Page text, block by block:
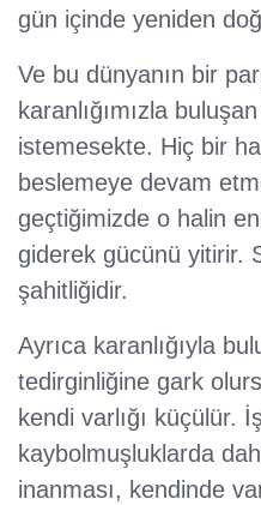
gün içinde yeniden
Ve bu dünyanın bir
karanlığımızla
istemesekte. Hiç bir
beslemeye devam
geçtiğimizde o halin
giderek gücünü yitirir.
şahitliğidir.
Ayrıca karanlığıyla
tedirginliğine gark
kendi varlığı küçülür.
kaybolmuşluklarda
inanması, kendinde